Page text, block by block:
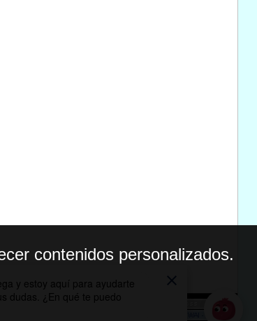
contenidos personalizados.